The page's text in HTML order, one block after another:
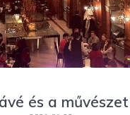
és a művészet